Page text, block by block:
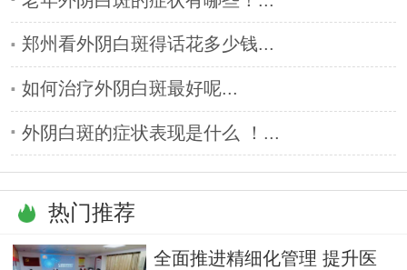
郑州看外阴白斑得话花多少钱...
如何治疗外阴白斑最好呢...
外阴白斑的症状表现是什么 ！...
热门推荐
全面推进精细化管理 提升医